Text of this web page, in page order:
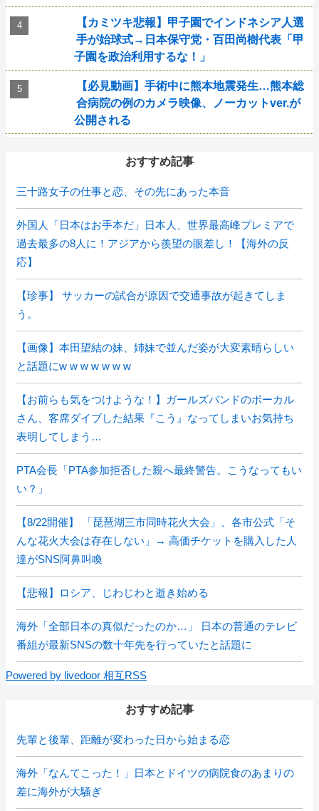
【カミツキ悲報】甲子園でインドネシア人選
手が始球式→日本保守党・百田尚樹代表「甲
子園を政治利用するな！」
【必見動画】手術中に熊本地震発生…熊本総
合病院の例のカメラ映像、ノーカットver.が
公開される
おすすめ記事
三十路女子の仕事と恋、その先にあった本音
外国人「日本はお手本だ」日本人、世界最高峰プレミアで
過去最多の8人に！アジアから羨望の眼差し！【海外の反
応】
【珍事】 サッカーの試合が原因で交通事故が起きてしま
う。
【画像】本田望結の妹、姉妹で並んだ姿が大変素晴らしい
と話題にw w w w w w w
【お前らも気をつけような！】ガールズバンドのボーカル
さん、客席ダイブした結果『こう』なってしまいお気持ち
表明してしまう…
PTA会長「PTA参加拒否した親へ最終警告。こうなってもい
い？」
【8/22開催】 「琵琶湖三市同時花火大会」、各市公式「そ
んな花火大会は存在しない」→ 高価チケットを購入した人
達がSNS阿鼻叫喚
【悲報】ロシア、じわじわと逝き始める
海外「全部日本の真似だったのか…」 日本の普通のテレビ
番組が最新SNSの数十年先を行っていたと話題に
Powered by livedoor 相互RSS
おすすめ記事
先輩と後輩、距離が変わった日から始まる恋
海外「なんてこった！」日本とドイツの病院食のあまりの
差に海外が大騒ぎ